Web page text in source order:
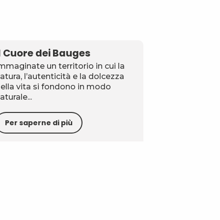
Cuore dei Bauges
un territorio in cui la
l’autenticità e la dolcezza
vita si fondono in modo
Per saperne di più